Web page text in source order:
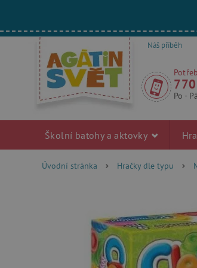
Náš příběh
Po -
Školní batohy a aktovky
Úvodní stránka Hračky dle typu